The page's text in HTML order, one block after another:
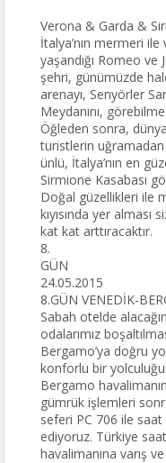
Verona & Garda &
İtalya’nın mermeri ile
yaşandığı Romeo ve
şehri, günümüzde
arenayı, Senyörler
Meydanını,
Öğleden sonra,
turistlerin uğramadan
ünlü, İtalya’nın en
Sirmione Kasabası
Doğal güzellikleri ile
kıyısında yer
kat kat arttıracaktır.
8.
GÜN
24.05.2015
8.GÜN VENEDİK-
Sabah otelde
odalarımız
Bergamo’ya doğru
konforlu bir
Bergamo
gümrük işlemleri
seferi PC 706 ile saat
ediyoruz. Türkiye
havalimanına varış